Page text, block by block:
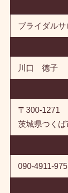
ブライダル
川口 徳子
〒300-1271
茨城県つく
090-4911-